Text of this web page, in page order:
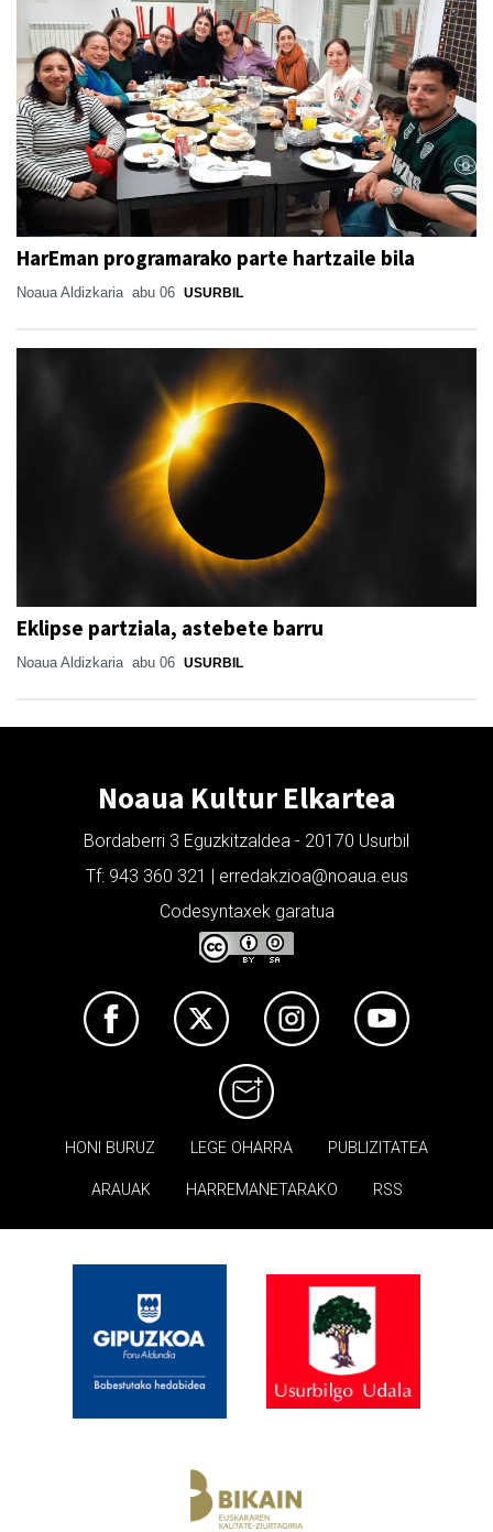
HarEman programarako parte hartzaile bila
Noaua Aldizkaria abu 06 USURBIL
Eklipse partziala, astebete barru
Noaua Aldizkaria abu 06 USURBIL
Noaua Kultur Elkartea
Bordaberri 3 Eguzkitzaldea - 20170 Usurbil
Tf: 943 360 321 | erredakzioa@noaua.eus
Codesyntaxek garatua
HONI BURUZ LEGE OHARRA PUBLIZITATEA
ARAUAK HARREMANETARAKO RSS